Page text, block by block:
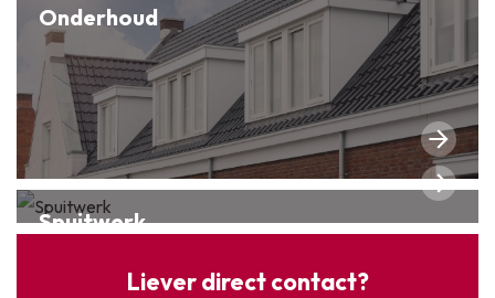
Onderhoud
Spuitwerk
Liever direct contact?